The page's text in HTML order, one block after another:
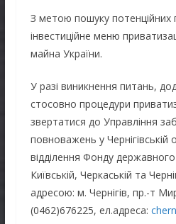
З метою пошуку потенційних
інвестиційне меню
майна України.
У разі виникнення питань,
стосовно процедури
звертатися до Управління
повноважень у Чернігівській
відділення Фонду
Київській, Черкаській та
адресою: м. Чернігів, пр.-т
(0462)676225, ел.адреса: